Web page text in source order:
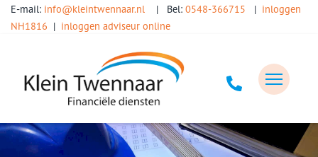
E-mail: info@kleintwennaar.nl | Bel: 0548-366715 | inloggen
NH1816 | inloggen adviseur online